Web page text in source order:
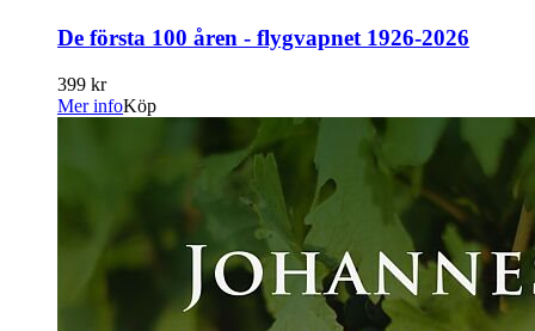
De första 100 åren - flygvapnet 1926-2026
399 kr
Mer infoKöp